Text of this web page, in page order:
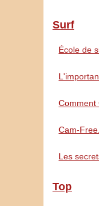
Surf
École de
Comment
Cam-
Les
Top